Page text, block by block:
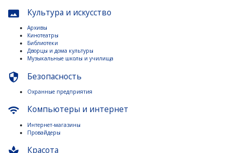
panorama Культура и искусство
Архивы
Кинотеатры
Библиотеки
Дворцы и дома культуры
Музыкальные школы и училища
security Безопасность
Охранные предприятия
wifi Компьютеры и интернет
Интернет-магазины
Провайдеры
Красота